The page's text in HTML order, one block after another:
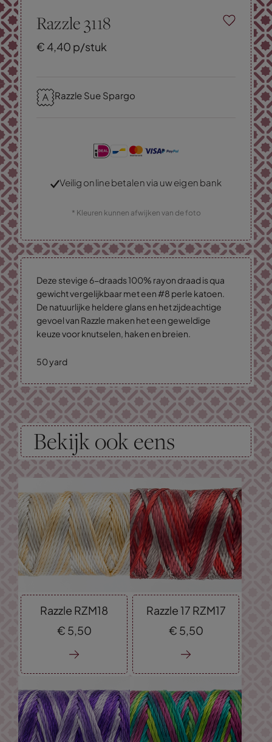
Razzle 3118
€ 4,40 p/stuk
Razzle Sue Spargo
Veilig online betalen via uw eigen bank
* Kleuren kunnen afwijken van de foto
Deze stevige 6-draads 100% rayon draad is qua
gewicht vergelijkbaar met een #8 perle katoen.
De natuurlijke heldere glans en het zijdeachtige
gevoel van Razzle maken het een geweldige
keuze voor knutselen, haken en breien.
50 yard
Bekijk ook eens
Razzle RZM18
€ 5,50
Razzle 17 RZM17
€ 5,50